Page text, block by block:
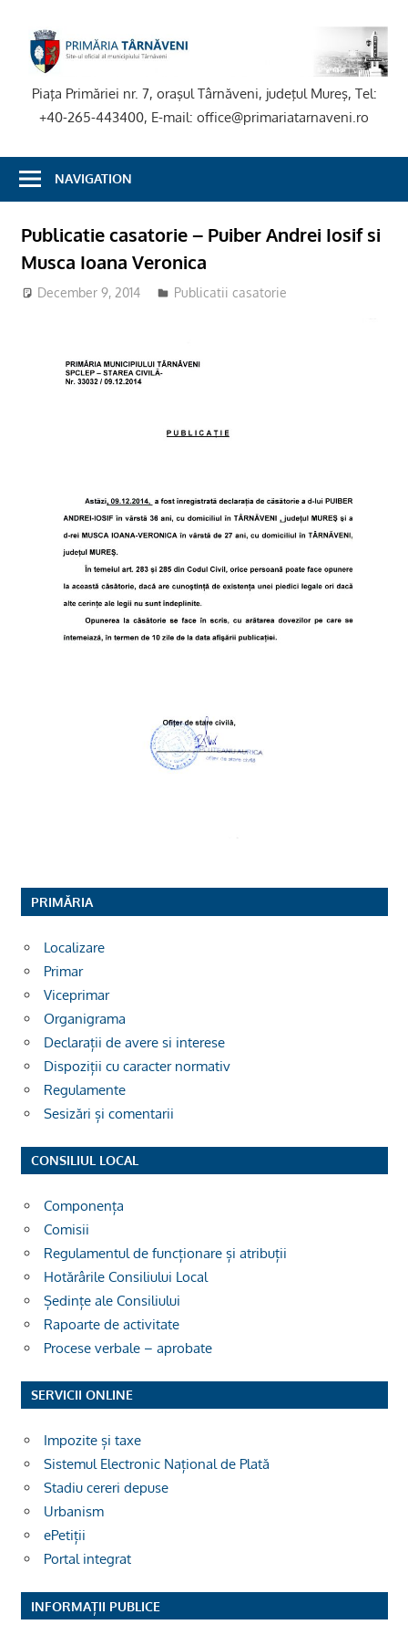
content
Piaţa Primăriei nr. 7, oraşul Târnăveni, judeţul Mureş, Tel:
+40-265-443400, E-mail: office@primariatarnaveni.ro
NAVIGATION
Publicatie casatorie – Puiber Andrei Iosif si
Musca Ioana Veronica
December 9, 2014 Publicatii casatorie
PRIMĂRIA
Localizare
Primar
Viceprimar
Organigrama
Declarații de avere si interese
Dispoziții cu caracter normativ
Regulamente
Sesizări și comentarii
CONSILIUL LOCAL
Componența
Comisii
Regulamentul de funcționare și atribuții
Hotărârile Consiliului Local
Ședințe ale Consiliului
Rapoarte de activitate
Procese verbale – aprobate
SERVICII ONLINE
Impozite și taxe
Sistemul Electronic Național de Plată
Stadiu cereri depuse
Urbanism
ePetiții
Portal integrat
INFORMAȚII PUBLICE